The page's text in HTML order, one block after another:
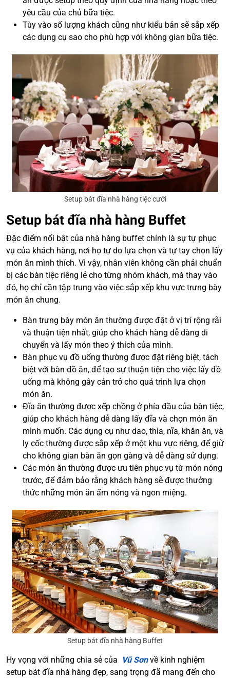
yêu cầu của chủ bữa tiệc.
Tùy vào số lượng khách cũng như kiểu bản sẽ sắp xếp
các dụng cụ sao cho phù hợp với không gian bữa tiệc.
Setup bát đĩa nhà hàng tiệc cưới
Setup bát đĩa nhà hàng Buffet
Đặc điểm nổi bật của nhà hàng buffet chính là sự tự phục
vụ của khách hàng, nơi họ tự do lựa chọn và tự tay chọn lấy
món ăn mình thích. Vì vậy, nhân viên không cần phải chuẩn
bị các bàn tiệc riêng lẻ cho từng nhóm khách, mà thay vào
đó, họ chỉ cần tập trung vào việc sắp xếp khu vực trưng bày
món ăn chung.
Bàn trưng bày món ăn thường được đặt ở vị trí rộng rãi
và thuận tiện nhất, giúp cho khách hàng dễ dàng di
chuyển và lấy món theo ý thích của mình.
Bàn phục vụ đồ uống thường được đặt riêng biệt, tách
biệt với bàn đồ ăn, để tạo sự thuận tiện cho việc lấy đồ
uống mà không gây cản trở cho quá trình lựa chọn
món ăn.
Đĩa ăn thường được xếp chồng ở phía đầu của bàn tiệc,
giúp cho khách hàng dễ dàng lấy đĩa và chọn món ăn
mình muốn. Các dụng cụ như dao, thìa, nĩa, khăn ăn, và
ly cốc thường được sắp xếp ở một khu vực riêng, để giữ
cho không gian bàn ăn gọn gàng và dễ dàng sử dụng.
Các món ăn thường được ưu tiên phục vụ từ món nóng
trước, để đảm bảo rằng khách hàng sẽ được thưởng
thức những món ăn ấm nóng và ngon miệng.
Setup bát đĩa nhà hàng Buffet
Hy vọng với những chia sẻ của Vũ Sơnvề kinh nghiệm
setup bát đĩa nhà hàng đẹp, sang trọng đã mang đến cho